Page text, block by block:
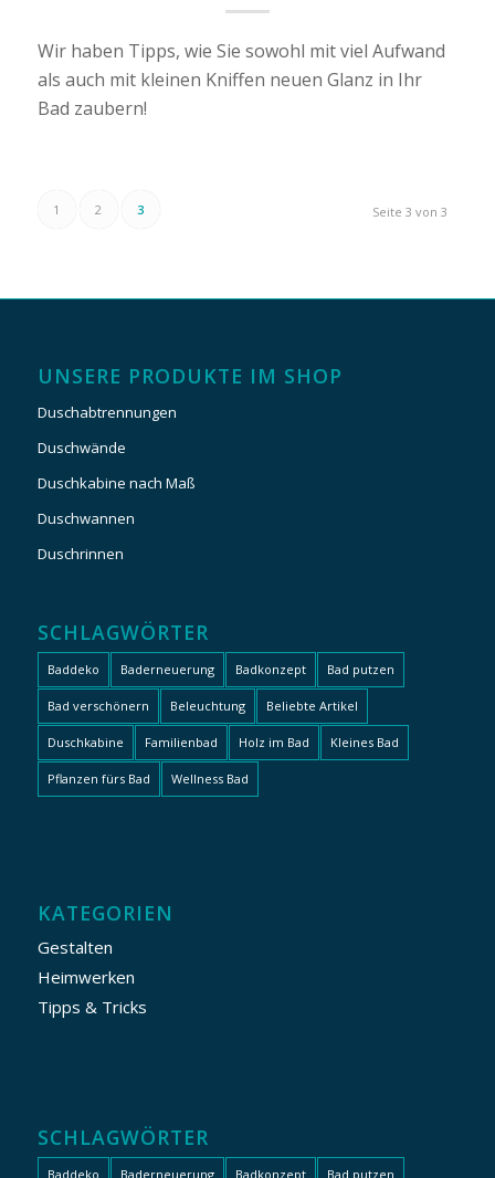
Wir haben Tipps, wie Sie sowohl mit viel Aufwand
als auch mit kleinen Kniffen neuen Glanz in Ihr
Bad zaubern!
Seite 3 von 3
1 2 3
UNSERE PRODUKTE IM SHOP
Duschabtrennungen
Duschwände
Duschkabine nach Maß
Duschwannen
Duschrinnen
SCHLAGWÖRTER
Baddeko Baderneuerung Badkonzept Bad putzen
Bad verschönern Beleuchtung Beliebte Artikel
Duschkabine Familienbad Holz im Bad Kleines Bad
Pflanzen fürs Bad Wellness Bad
KATEGORIEN
Gestalten
Heimwerken
Tipps & Tricks
SCHLAGWÖRTER
Baddeko Baderneuerung Badkonzept Bad putzen